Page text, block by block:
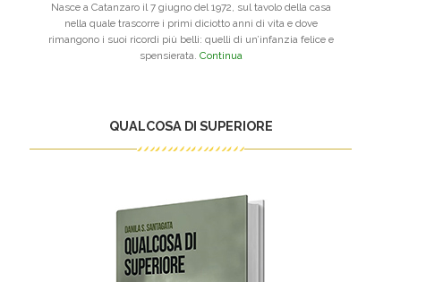
Nasce a Catanzaro il 7 giugno del 1972, sul tavolo della casa
nella quale trascorre i primi diciotto anni di vita e dove
rimangono i suoi ricordi più belli: quelli di un’infanzia felice e
spensierata. Continua
QUALCOSA DI SUPERIORE